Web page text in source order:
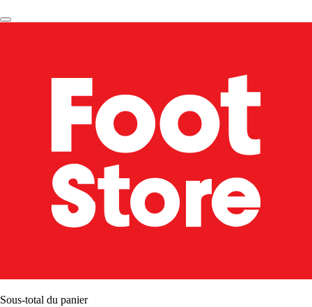
Sous-total du panier